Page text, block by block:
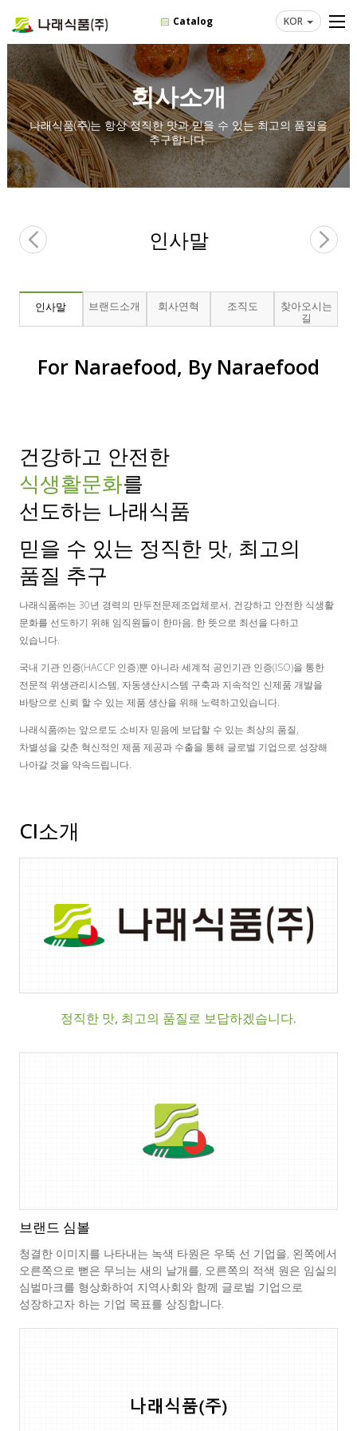
Catalog KOR
회사소개
나래식품(주)는 항상 정직한 맛과 믿을 수 있는 최고의 품질을
추구합니다.
인사말
인사말 브랜드소개 회사연혁 조직도
찾아오시는
길
For Naraefood, By Naraefood
건강하고 안전한
식생활문화를
선도하는 나래식품
믿을 수 있는 정직한 맛, 최고의
품질 추구
나래식품㈜는 30년 경력의 만두전문제조업체로서, 건강하고 안전한 식생활
문화를 선도하기 위해 임직원들이 한마음, 한 뜻으로 최선을 다하고
있습니다.
국내 기관 인증(HACCP 인증)뿐 아니라 세계적 공인기관 인증(ISO)을 통한
전문적 위생관리시스템, 자동생산시스템 구축과 지속적인 신제품 개발을
바탕으로 신뢰 할 수 있는 제품 생산을 위해 노력하고있습니다.
나래식품㈜는 앞으로도 소비자 믿음에 보답할 수 있는 최상의 품질,
차별성을 갖춘 혁신적인 제품 제공과 수출을 통해 글로벌 기업으로 성장해
나아갈 것을 약속드립니다.
CI소개
정직한 맛, 최고의 품질로 보답하겠습니다.
브랜드 심볼
청결한 이미지를 나타내는 녹색 타원은 우뚝 선 기업을, 왼쪽에서
오른쪽으로 뻗은 무늬는 새의 날개를, 오른쪽의 적색 원은 임실의
심벌마크를 형상화하여 지역사회와 함께 글로벌 기업으로
성장하고자 하는 기업 목표를 상징합니다.